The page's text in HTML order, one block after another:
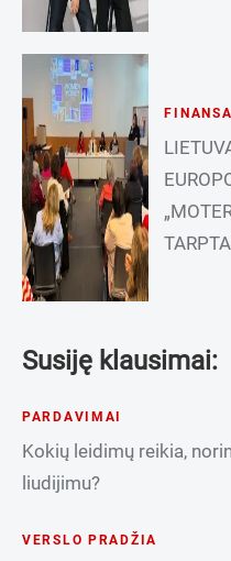
FINANSAI
Susiję klausimai:
PARDAVIMAI
Kokių leidimų reikia,
liudijimu?
VERSLO PRADŽIA